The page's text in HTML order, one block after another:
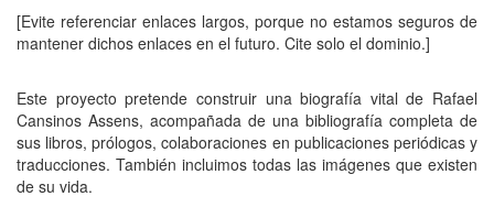
[Evite referenciar enlaces largos, porque no estamos seguros de
mantener dichos enlaces en el futuro. Cite solo el dominio.]
Este proyecto pretende construir una biografía vital de Rafael
Cansinos Assens, acompañada de una bibliografía completa de
sus libros, prólogos, colaboraciones en publicaciones periódicas y
traducciones. También incluimos todas las imágenes que existen
de su vida.